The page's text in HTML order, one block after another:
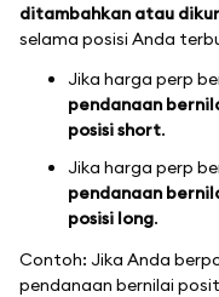
ditambahkan atau
selama posisi Anda
Jika harga perp
pendanaan
posisi short.
Jika harga perp
pendanaan
posisi long.
Contoh: Jika Anda
pendanaan bernilai